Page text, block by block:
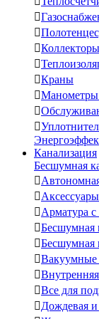




Краны
Манометры


Канализация
Бесшумная


Арматура с
Бесшумная
Бесшумная
Вакуумные

Все для
Дождевая